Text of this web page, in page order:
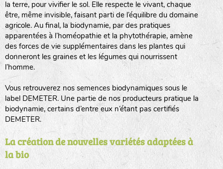
la terre, pour vivifier le sol. Elle respecte le vivant, chaque
être, même invisible, faisant parti de l’équilibre du domaine
agricole. Au final, la biodynamie, par des pratiques
apparentées à l’homéopathie et la phytothérapie, amène
des forces de vie supplémentaires dans les plantes qui
donneront les graines et les légumes qui nourrissent
l’homme.
Vous retrouverez nos semences biodynamiques sous le
label DEMETER. Une partie de nos producteurs pratique la
biodynamie, certains d’entre eux n’étant pas certifiés
DEMETER.
La création de nouvelles variétés adaptées à
la bio
LA RÉFÉRENCE :F BEL20BPA1A (en haut à gauche)
F : Fleurs.
Les autres catégories étant :
: Engrais vert
L: Légumes
A: Aromatiques
BEL : Code de la variété
(Ici Belle de nuit)
20 : Année de récolte(ici 2020)
BPA : Initiales du producteur ou du fournisseur de la